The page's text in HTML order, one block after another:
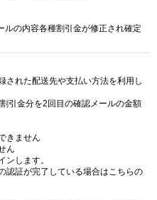
ルの内容各種割引金が修正され確定
された配送先や支払い方法を利用し
引金分を2回目の確認メールの金額
きません
ん
ンします。
認証が完了している場合はこちらの